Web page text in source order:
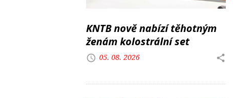
KNTB nově nabízí těhotným
ženám kolostrální set
05. 08. 2026